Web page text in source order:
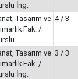
İng.
Tasarım ve
Fak. /
4 / 3
Tasarım ve
Fak. /
İng.
3 / 3